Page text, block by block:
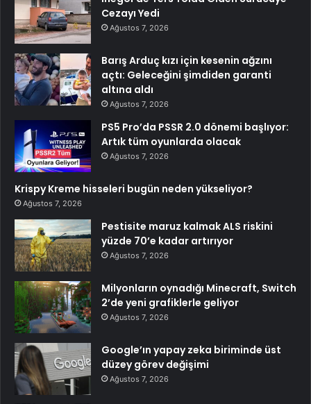
Cezayı Yedi
Ağustos 7, 2026
Barış Arduç kızı için kesenin ağzını
açtı: Geleceğini şimdiden garanti
altına aldı
Ağustos 7, 2026
PS5 Pro’da PSSR 2.0 dönemi başlıyor:
Artık tüm oyunlarda olacak
Ağustos 7, 2026
Krispy Kreme hisseleri bugün neden yükseliyor?
Ağustos 7, 2026
Pestisite maruz kalmak ALS riskini
yüzde 70’e kadar artırıyor
Ağustos 7, 2026
Milyonların oynadığı Minecraft, Switch
2’de yeni grafiklerle geliyor
Ağustos 7, 2026
Google’ın yapay zeka biriminde üst
düzey görev değişimi
Ağustos 7, 2026